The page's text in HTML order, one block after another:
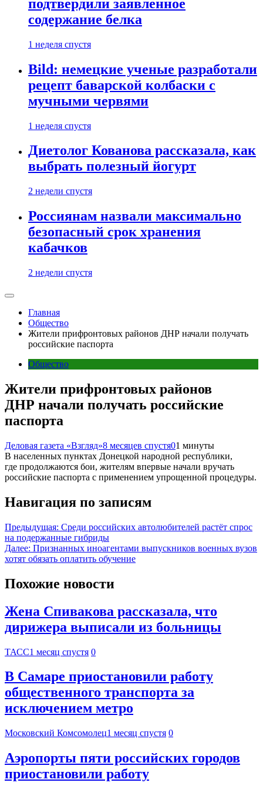
подтвердили заявленное
содержание белка
1 неделя спустя
Bild: немецкие ученые разработали
рецепт баварской колбаски с
мучными червями
1 неделя спустя
Диетолог Кованова рассказала, как
выбрать полезный йогурт
2 недели спустя
Россиянам назвали максимально
безопасный срок хранения
кабачков
2 недели спустя
Главная
Общество
Жители прифронтовых районов ДНР начали получать
российские паспорта
Общество
Жители прифронтовых районов
ДНР начали получать российские
паспорта
Деловая газета «Взгляд»8 месяцев спустя01 минуты
В населенных пунктах Донецкой народной республики,
где продолжаются бои, жителям впервые начали вручать
российские паспорта с применением упрощенной процедуры.
Навигация по записям
Предыдущая: Среди российских автолюбителей растёт спрос
на подержанные гибриды
Далее: Признанных иноагентами выпускников военных вузов
хотят обязать оплатить обучение
Похожие новости
Жена Спивакова рассказала, что
дирижера выписали из больницы
ТАСС1 месяц спустя 0
В Самаре приостановили работу
общественного транспорта за
исключением метро
Московский Комсомолец1 месяц спустя 0
Аэропорты пяти российских городов
приостановили работу